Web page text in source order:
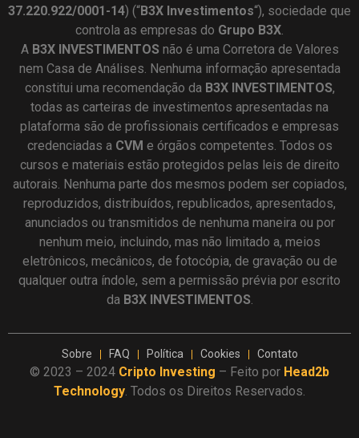
37.220.922/0001-14) (“B3X Investimentos“), sociedade que
controla as empresas do Grupo B3X
A B3X INVESTIMENTOS não é uma Corretora de Valores
nem Casa de Análises. Nenhuma informação apresentada
constitui uma recomendação da B3X INVESTIMENTOS,
todas as carteiras de investimentos apresentadas na
plataforma são de profissionais certificados e empresas
credenciadas a CVM e órgãos competentes. Todos os
cursos e materiais estão protegidos pelas leis de direito
autorais. Nenhuma parte dos mesmos podem ser copiados,
reproduzidos, distribuídos, republicados, apresentados,
anunciados ou transmitidos de nenhuma maneira ou por
nenhum meio, incluindo, mas não limitado a, meios
eletrônicos, mecânicos, de fotocópia, de gravação ou de
qualquer outra índole, sem a permissão prévia por escrito
da B3X INVESTIMENTOS
Sobre FAQ Política Cookies Contato
© 2023 – 2024 Cripto Investing – Feito por Head2b
Technology. Todos os Direitos Reservados.